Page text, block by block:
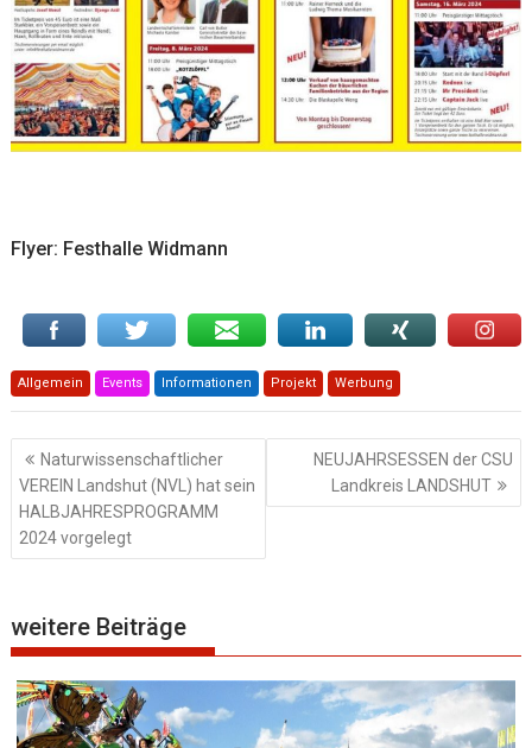
Flyer: Festhalle Widmann
Allgemein Events Informationen Projekt Werbung
Beitragsnavigation
Naturwissenschaftlicher
VEREIN Landshut (NVL) hat sein
HALBJAHRESPROGRAMM
2024 vorgelegt
NEUJAHRSESSEN der CSU
Landkreis LANDSHUT
weitere Beiträge